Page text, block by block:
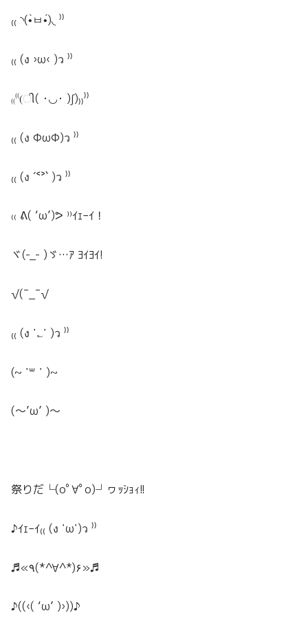
₍₍ ◝(•̀ㅂ•́)◟ ⁾⁾
₍₍ (ง ›ω‹ )ว ⁾⁾
₍₍⁽⁽(ી( ･◡･ )ʃ)₎₎⁾⁾
₍₍ (ง ΦωΦ)ว ⁾⁾
₍₍ (ง ´˂˃` )ว ⁾⁾
₍₍ ᕕ( ‘ω’)ᕗ ⁾⁾ｲｪｰｲ！
ヾ(-_- )ゞ…ｱ ﾖｲﾖｲ!
√(¯_¯√
₍₍ (ง ˙؎˙ )ว ⁾⁾
(~ ˙꒳ ˙ )~
(～’ω’ )～
祭りだ└(oﾟ∀ﾟo)┘ヮｯｼｮｨ!!
♪ｲｪｰｲ₍₍ (ง ˙ω˙)ว ⁾⁾
♬«٩(*^∀^*)۶»♬
♪((‹( ‘ω’ )›))♪